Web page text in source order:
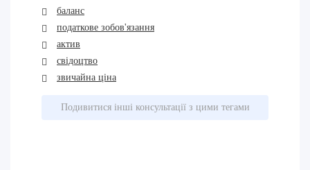
баланс
податкове зобов'язання
актив
свідоцтво
звичайна ціна
Подивитися інші консультації з цими тегами